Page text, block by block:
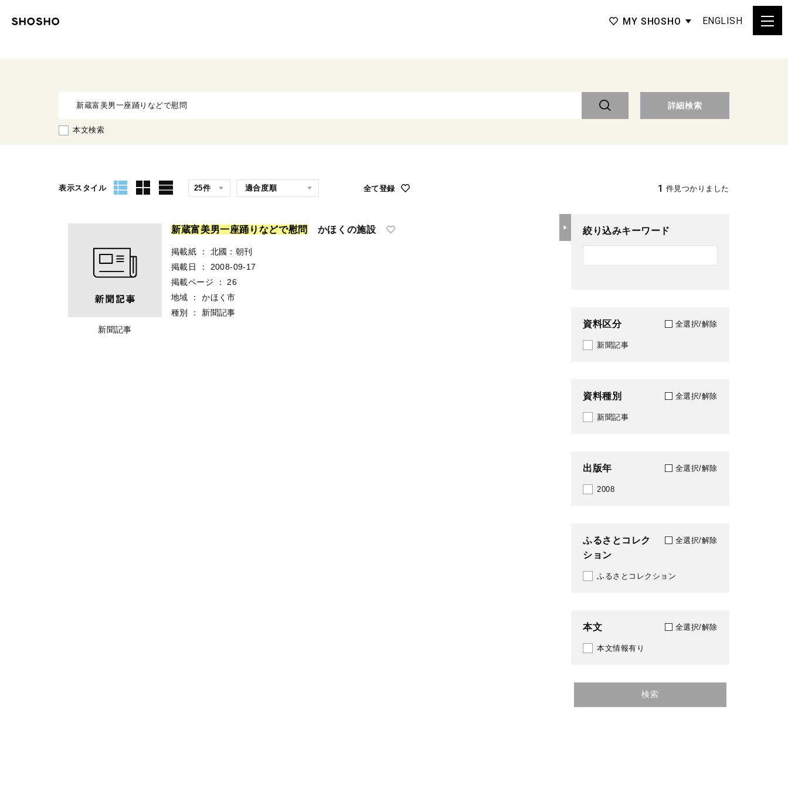
MY SHOSHO ENGLISH
詳細検索
本文検索
表示スタイル 全て登録 1 件見つかりました
新聞記事
新蔵富美男一座踊 り などで慰問 かほくの施設
掲載紙 ：
北國：朝刊
掲載日
：
2008-09-17
掲載ページ
：
26
地域
：
かほく市
種別
： 新聞記事
絞り込みキーワード
資料区分 全選択/解除
新聞記事
資料種別 全選択/解除
新聞記事
出版年 全選択/解除
2008
ふるさとコレク
ション
全選択/解除
ふるさとコレクション
本文 全選択/解除
本文情報有り
検索